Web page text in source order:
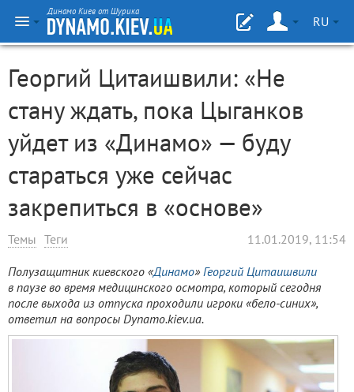
Динамо Киев от Шурика
RU
Георгий Цитаишвили: «Не
стану ждать, пока Цыганков
уйдет из «Динамо» — буду
стараться уже сейчас
закрепиться в «основе»
Темы Теги 11.01.2019, 11:54
Полузащитник киевского «Динамо» Георгий Цитаишвили
в паузе во время медицинского осмотра, который сегодня
после выхода из отпуска проходили игроки «бело-синих»,
ответил на вопросы Dynamo.kiev.ua.